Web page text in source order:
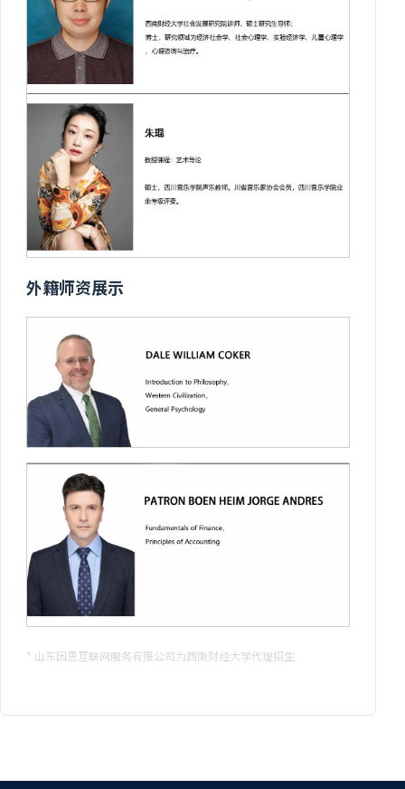
外籍师资展示
* 山东因思互联网服务有限公司为西南财经大学代理招生